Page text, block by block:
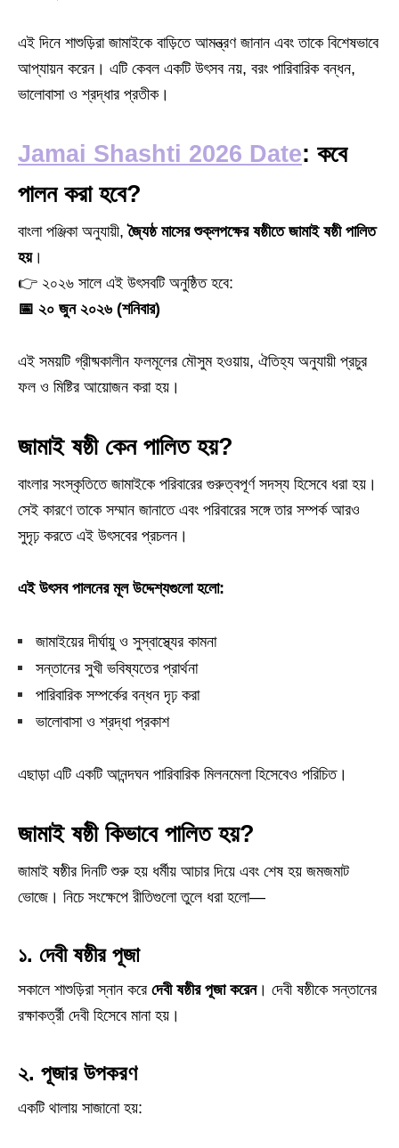
এই দিনে শাশুড়িরা জামাইকে বাড়িতে আমন্ত্রণ জানান এবং তাকে বিশেষভাবে
আপ্যায়ন করেন। এটি কেবল একটি উৎসব নয়, বরং পারিবারিক বন্ধন,
ভালোবাসা ও শ্রদ্ধার প্রতীক।
Jamai Shashti 2026 Date: কবে
পালন করা হবে?
বাংলা পঞ্জিকা অনুযায়ী,জ্যৈষ্ঠ মাসের শুক্লপক্ষের ষষ্ঠীতে জামাই ষষ্ঠী পালিত
হয়।
👉 ২০২৬ সালে এই উৎসবটি অনুষ্ঠিত হবে:
📅 ২০ জুন ২০২৬ (শনিবার)
এই সময়টি গ্রীষ্মকালীন ফলমূলের মৌসুম হওয়ায়, ঐতিহ্য অনুযায়ী প্রচুর
ফল ও মিষ্টির আয়োজন করা হয়।
জামাই ষষ্ঠী কেন পালিত হয়?
বাংলার সংস্কৃতিতে জামাইকে পরিবারের গুরুত্বপূর্ণ সদস্য হিসেবে ধরা হয়।
সেই কারণে তাকে সম্মান জানাতে এবং পরিবারের সঙ্গে তার সম্পর্ক আরও
সুদৃঢ় করতে এই উৎসবের প্রচলন।
এই উৎসব পালনের মূল উদ্দেশ্যগুলো হলো:
জামাইয়ের দীর্ঘায়ু ও সুস্বাস্থ্যের কামনা
সন্তানের সুখী ভবিষ্যতের প্রার্থনা
পারিবারিক সম্পর্কের বন্ধন দৃঢ় করা
ভালোবাসা ও শ্রদ্ধা প্রকাশ
এছাড়া এটি একটি আনন্দঘন পারিবারিক মিলনমেলা হিসেবেও পরিচিত।
জামাই ষষ্ঠী কিভাবে পালিত হয়?
জামাই ষষ্ঠীর দিনটি শুরু হয় ধর্মীয় আচার দিয়ে এবং শেষ হয় জমজমাট
ভোজে। নিচে সংক্ষেপে রীতিগুলো তুলে ধরা হলো—
১. দেবী ষষ্ঠীর পূজা
সকালে শাশুড়িরা স্নান করে দেবী ষষ্ঠীর পূজা করেন। দেবী ষষ্ঠীকে সন্তানের
রক্ষাকর্ত্রী দেবী হিসেবে মানা হয়।
২. পূজার উপকরণ
একটি থালায় সাজানো হয়: